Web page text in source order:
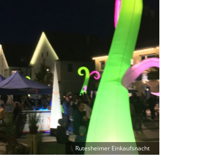
Rutesheimer Einkaufsnacht